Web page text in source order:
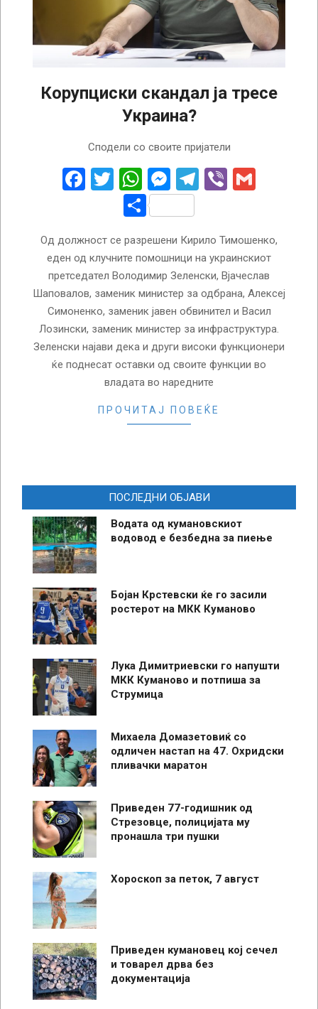
Корупциски скандал ја тресе
Украина?
Сподели со своите пријатели
Facebook
Twitter
WhatsApp
Messenger
Telegram
Viber
Share
Од должност се разрешени Кирило Тимошенко,
еден од клучните помошници на украинскиот
претседател Володимир Зеленски, Вјачеслав
Шаповалов, заменик министер за одбрана, Алексеј
Симоненко, заменик јавен обвинител и Васил
Лозински, заменик министер за инфраструктура.
Зеленски најави дека и други високи функционери
ќе поднесат оставки од своите функции во
владата во наредните
ПРОЧИТАЈ ПОВЕЌЕ
ПОСЛЕДНИ ОБЈАВИ
Водата од кумановскиот
водовод е безбедна за пиење
Бојан Крстевски ќе го засили
ростерот на МКК Куманово
Лука Димитриевски го напушти
МКК Куманово и потпиша за
Струмица
Михаела Домазетовиќ со
одличен настап на 47. Охридски
пливачки маратон
Приведен 77-годишник од
Стрезовце, полицијата му
пронашла три пушки
Хороскоп за петок, 7 август
Приведен кумановец кој сечел
и товарел дрва без
документација